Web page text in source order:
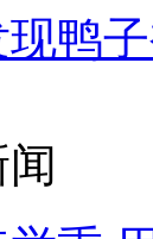
现鸭